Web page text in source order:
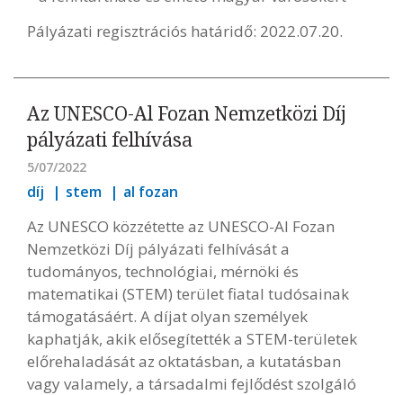
Pályázati regisztrációs határidő: 2022.07.20.
Az UNESCO-Al Fozan Nemzetközi Díj
pályázati felhívása
5/07/2022
díj stem al fozan
Az UNESCO közzétette az UNESCO-Al Fozan
Nemzetközi Díj pályázati felhívását a
tudományos, technológiai, mérnöki és
matematikai (STEM) terület fiatal tudósainak
támogatásáért. A díjat olyan személyek
kaphatják, akik elősegítették a STEM-területek
előrehaladását az oktatásban, a kutatásban
vagy valamely, a társadalmi fejlődést szolgáló